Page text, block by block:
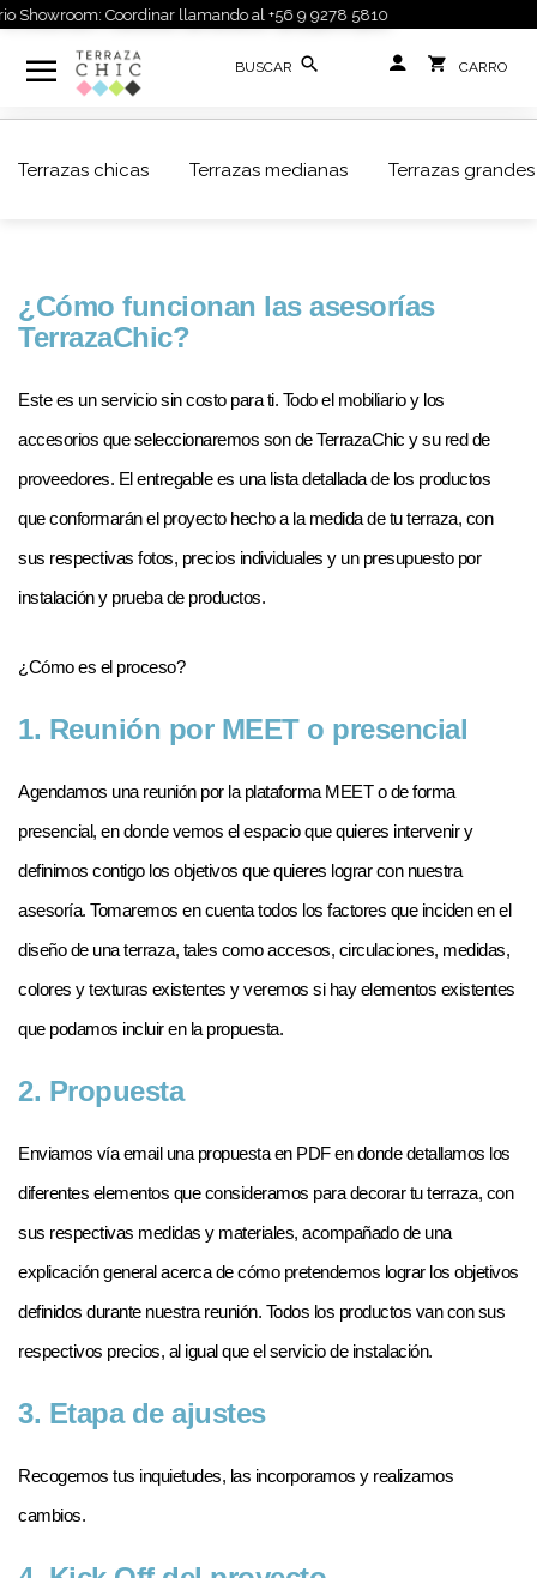
Showroom: Coordinar llamando al +56 9 9278 5810
Terrazas chicas Terrazas medianas Terrazas grandes
¿Cómo funcionan las asesorías
TerrazaChic?
Este es un servicio sin costo para ti. Todo el mobiliario y los
accesorios que seleccionaremos son de TerrazaChic y su red de
proveedores. El entregable es una lista detallada de los productos
que conformarán el proyecto hecho a la medida de tu terraza, con
sus respectivas fotos, precios individuales y un presupuesto por
instalación y prueba de productos.
¿Cómo es el proceso?
1. Reunión por MEET o presencial
Agendamos una reunión por la plataforma MEET o de forma
presencial, en donde vemos el espacio que quieres intervenir y
definimos contigo los objetivos que quieres lograr con nuestra
asesoría. Tomaremos en cuenta todos los factores que inciden en el
diseño de una terraza, tales como accesos, circulaciones, medidas,
colores y texturas existentes y veremos si hay elementos existentes
que podamos incluir en la propuesta.
2. Propuesta
Enviamos vía email una propuesta en PDF en donde detallamos los
diferentes elementos que consideramos para decorar tu terraza, con
sus respectivas medidas y materiales, acompañado de una
explicación general acerca de cómo pretendemos lograr los objetivos
definidos durante nuestra reunión. Todos los productos van con sus
respectivos precios, al igual que el servicio de instalación.
3. Etapa de ajustes
Recogemos tus inquietudes, las incorporamos y realizamos
cambios.